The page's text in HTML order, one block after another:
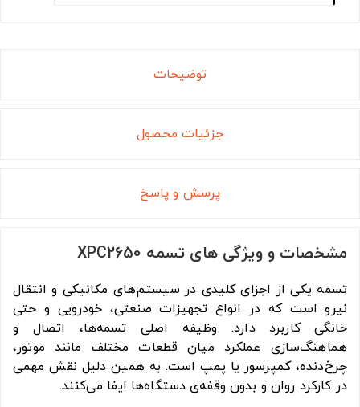
توضیحات
جزئیات محصول
پرسش و پاسخ
مشخصات و ویژگی های تسمه XPC2650
تسمه یکی از اجزای کلیدی در سیستم‌های مکانیکی و انتقال
نیرو است که در انواع تجهیزات صنعتی، خودرویی و حتی
خانگی کاربرد دارد. وظیفه اصلی تسمه‌ها، اتصال و
هماهنگ‌سازی عملکرد میان قطعات مختلف مانند موتور،
چرخ‌دنده، کمپرسور یا پمپ است. به همین دلیل نقش مهمی
در کارکرد روان و بدون وقفه‌ی دستگاه‌ها ایفا می‌کنند.